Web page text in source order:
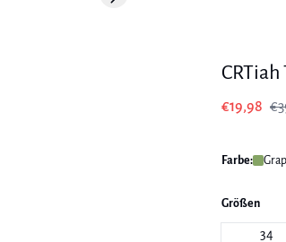
CRTiah
€19,98
Farbe:
Größen
34